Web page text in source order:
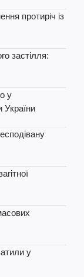
протиріч із
застілля:
у
України
у